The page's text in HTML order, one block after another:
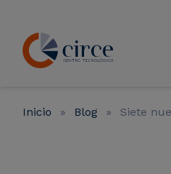
Inicio Blog Siete